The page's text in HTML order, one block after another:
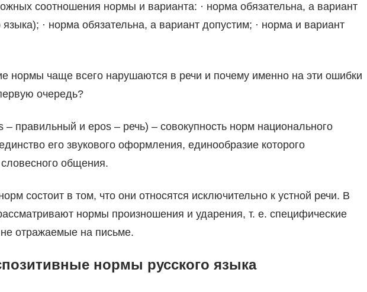
соотношения нормы и варианта: · норма обязательна, а вариант
· норма обязательна, а вариант допустим; · норма и вариант
нормы чаще всего нарушаются в речи и почему именно на эти ошибки
очередь?
правильный и epos – речь) – совокупность норм национального
его звукового оформления, единообразие которого
общения.
состоит в том, что они относятся исключительно к устной речи. В
нормы произношения и ударения, т. е. специфические
отражаемые на письме.
нормы русского языка